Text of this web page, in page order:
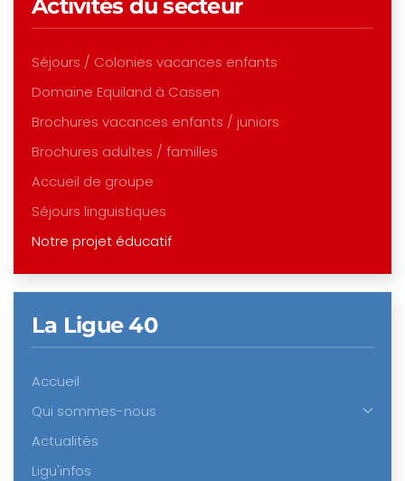
Activités du secteur
Séjours / Colonies vacances enfants
Domaine Equiland à Cassen
Brochures vacances enfants / juniors
Brochures adultes / familles
Accueil de groupe
Séjours linguistiques
Notre projet éducatif
La Ligue 40
Accueil
Qui sommes-nous
Actualités
Ligu'infos